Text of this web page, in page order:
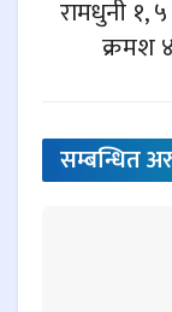
रामधुनी १,
क्रमश
सम्बन्धित